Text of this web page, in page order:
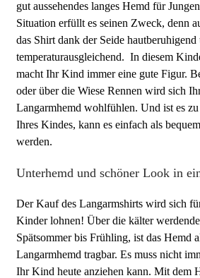
gut aussehendes langes Hemd für
Situation erfüllt es seinen Zweck, denn
das Shirt dank der Seide hautberuhigend
temperaturausgleichend. In diesem
macht Ihr Kind immer eine gute Figur.
oder über die Wiese Rennen wird sich
Langarmhemd wohlfühlen. Und ist es
Ihres Kindes, kann es einfach als
werden.
Unterhemd und schöner Look in
Der Kauf des Langarmshirts wird sich
Kinder lohnen! Über die kälter
Spätsommer bis Frühling, ist das Hemd
Langarmhemd tragbar. Es muss nicht
Ihr Kind heute anziehen kann. Mit dem